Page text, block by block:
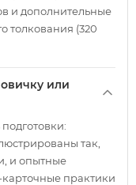
и дополнительные
толкования (320
или
так,
и опытные
карточные практики